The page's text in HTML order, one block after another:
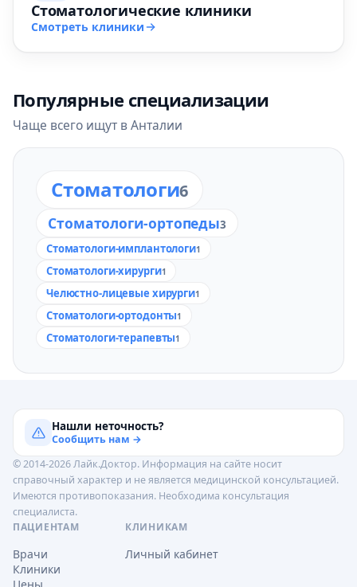
Стоматологические клиники
Смотреть клиники
Популярные специализации
Чаще всего ищут в Анталии
Стоматологи6
Стоматологи-ортопеды3
Стоматологи-имплантологи1
Стоматологи-хирурги1
Челюстно-лицевые хирурги1
Стоматологи-ортодонты1
Стоматологи-терапевты1
Нашли неточность?
Сообщить нам →
© 2014-2026 Лайк.Доктор. Информация на сайте носит
справочный характер и не является медицинской консультацией.
Имеются противопоказания. Необходима консультация
специалиста.
ПАЦИЕНТАМ
Врачи
Клиники
КЛИНИКАМ
Личный кабинет